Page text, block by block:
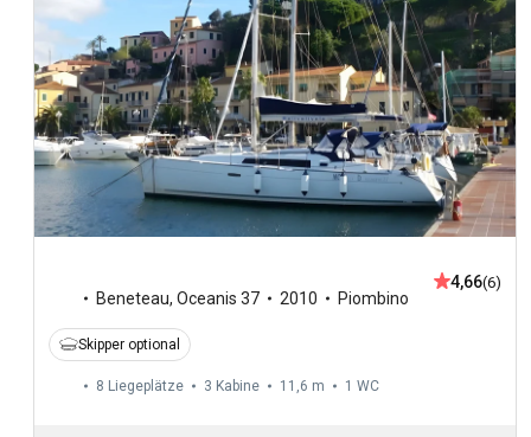
Beneteau, Oceanis 37 2010 Piombino
4,66(6)
Skipper optional
8 Liegeplätze 3 Kabine 11,6 m 1 WC